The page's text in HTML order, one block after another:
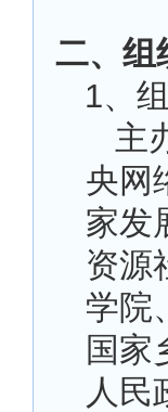
二、组
1、
主
央网
家发
资源
学院
国家
人民